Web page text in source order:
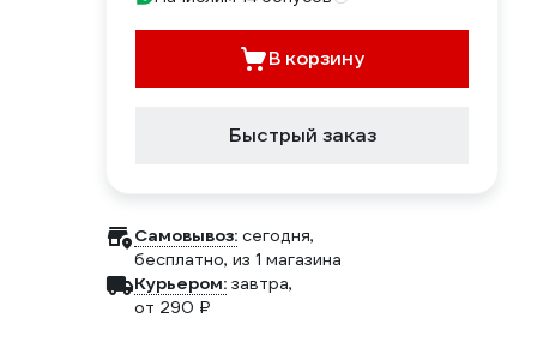
В корзину
Быстрый заказ
Самовывоз: сегодня,
бесплатно, из 1 магазина
Курьером: завтра,
от 290 ₽